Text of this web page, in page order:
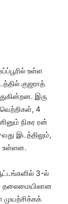
உள்ள
குஜராத்
இரு
4
நிகர ரன்
இடத்​தி​லும்,
உள்​ளன.
3-ல்
தலைமையிலான